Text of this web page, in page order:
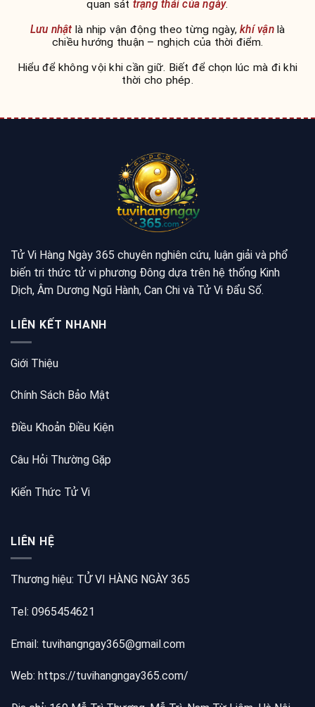
quan sát trạng thái của ngày.
Lưu nhậtlà nhịp vận động theo từng ngày, khí vậnlà
chiều hướng thuận – nghịch của thời điểm.
Hiểu để không vội khi cần giữ. Biết để chọn lúc mà đi khi
thời cho phép.
Tử Vi Hàng Ngày 365 chuyên nghiên cứu, luận giải và phổ
biến tri thức tử vi phương Đông dựa trên hệ thống Kinh
Dịch, Âm Dương Ngũ Hành, Can Chi và Tử Vi Đẩu Số.
LIÊN KẾT NHANH
Giới Thiệu
Chính Sách Bảo Mật
Điều Khoản Điều Kiện
Câu Hỏi Thường Gặp
Kiến Thức Tử Vi
LIÊN HỆ
Thương hiệu: TỬ VI HÀNG NGÀY 365
Tel: 0965454621
Email: tuvihangngay365@gmail.com
Web: https://tuvihangngay365.com/